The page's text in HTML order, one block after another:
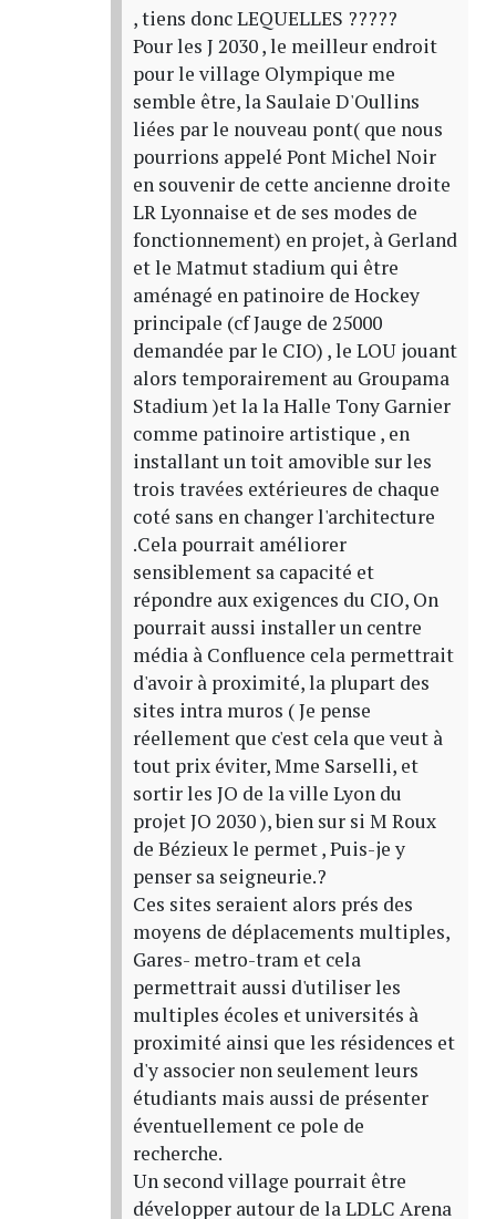
, tiens donc LEQUELLES ?????
Pour les J 2030 , le meilleur endroit
pour le village Olympique me
semble être, la Saulaie D'Oullins
liées par le nouveau pont( que nous
pourrions appelé Pont Michel Noir
en souvenir de cette ancienne droite
LR Lyonnaise et de ses modes de
fonctionnement) en projet, à Gerland
et le Matmut stadium qui être
aménagé en patinoire de Hockey
principale (cf Jauge de 25000
demandée par le CIO) , le LOU jouant
alors temporairement au Groupama
Stadium )et la la Halle Tony Garnier
comme patinoire artistique , en
installant un toit amovible sur les
trois travées extérieures de chaque
coté sans en changer l'architecture
.Cela pourrait améliorer
sensiblement sa capacité et
répondre aux exigences du CIO, On
pourrait aussi installer un centre
média à Confluence cela permettrait
d'avoir à proximité, la plupart des
sites intra muros ( Je pense
réellement que c'est cela que veut à
tout prix éviter, Mme Sarselli, et
sortir les JO de la ville Lyon du
projet JO 2030 ), bien sur si M Roux
de Bézieux le permet , Puis-je y
penser sa seigneurie.?
Ces sites seraient alors prés des
moyens de déplacements multiples,
Gares- metro-tram et cela
permettrait aussi d'utiliser les
multiples écoles et universités à
proximité ainsi que les résidences et
d'y associer non seulement leurs
étudiants mais aussi de présenter
éventuellement ce pole de
recherche.
Un second village pourrait être
développer autour de la LDLC Arena